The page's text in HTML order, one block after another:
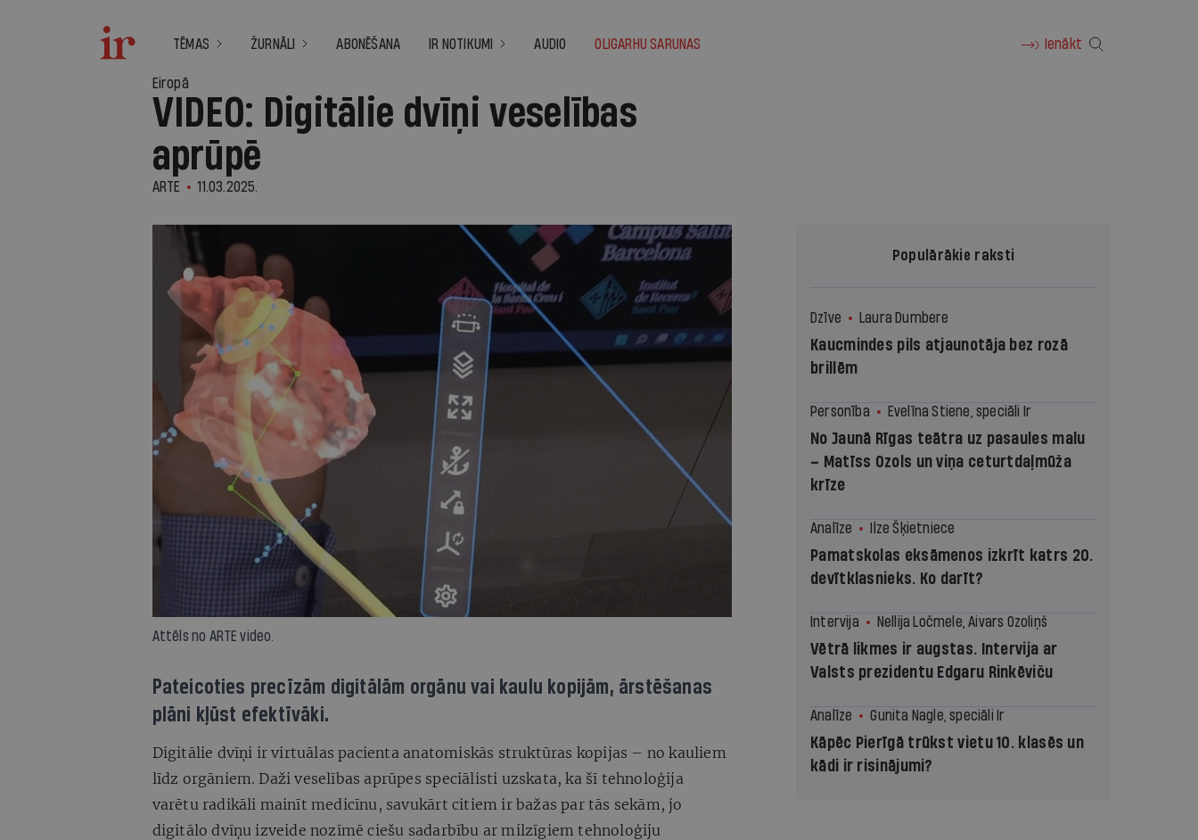
TĒMAS ŽURNĀLI ABONĒŠANA IR NOTIKUMI AUDIO OLIGARHU SARUNAS Ienākt
Eiropā
VIDEO: Digitālie dvīņi veselības
aprūpē
ARTE 11.03.2025.
Attēls no ARTE video.
Pateicoties precīzām digitālām orgānu vai kaulu kopijām, ārstēšanas
plāni kļūst efektīvāki.
Digitālie dvīņi ir virtuālas pacienta anatomiskās struktūras kopijas – no kauliem
līdz orgāniem. Daži veselības aprūpes speciālisti uzskata, ka šī tehnoloģija
varētu radikāli mainīt medicīnu, savukārt citiem ir bažas par tās sekām, jo
digitālo dvīņu izveide nozīmē ciešu sadarbību ar milzīgiem tehnoloģiju
Populārākie raksti
Dzīve Laura Dumbere
Kaucmindes pils atjaunotāja bez rozā
brillēm
Personība Evelīna Stiene, speciāli Ir
No Jaunā Rīgas teātra uz pasaules malu
– Matīss Ozols un viņa ceturtdaļmūža
krīze
Analīze Ilze Šķietniece
Pamatskolas eksāmenos izkrīt katrs 20.
devītklasnieks. Ko darīt?
Intervija Nellija Ločmele, Aivars Ozoliņš
Vētrā likmes ir augstas. Intervija ar
Valsts prezidentu Edgaru Rinkēviču
Analīze Gunita Nagle, speciāli Ir
Kāpēc Pierīgā trūkst vietu 10. klasēs un
kādi ir risinājumi?